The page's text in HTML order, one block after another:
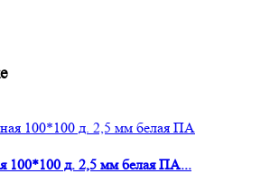
100*100 д. 2,5 мм белая ПА...